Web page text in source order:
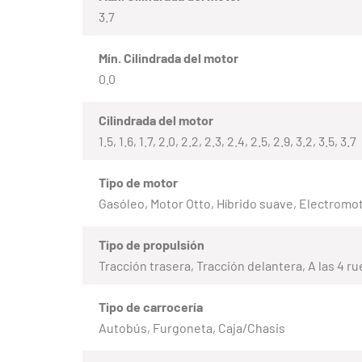
3.7
Mín. Cilindrada del motor
0.0
Cilindrada del motor
1.5, 1.6, 1.7, 2.0, 2.2, 2.3, 2.4, 2.5, 2.9, 3.2, 3.5, 3.7
Tipo de motor
Gasóleo, Motor Otto, Híbrido suave,
Tipo de propulsión
Tracción trasera, Tracción delantera, A las 4
Tipo de carrocería
Autobús, Furgoneta, Caja/Chasis